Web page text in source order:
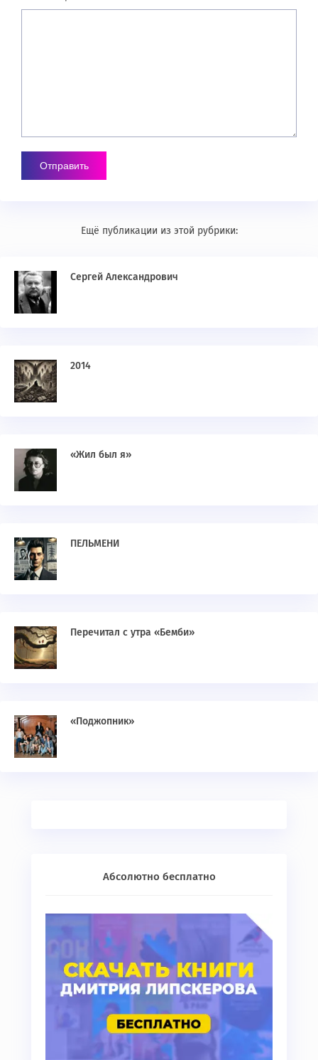
Ещё публикации из этой рубрики:
Сергей Александрович
2014
«Жил был я»
ПЕЛЬМЕНИ
Перечитал с утра «Бемби»
«Поджопник»
Абсолютно бесплатно